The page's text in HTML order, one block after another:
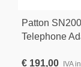
Patton
Telephone
€ 191,00
IVA